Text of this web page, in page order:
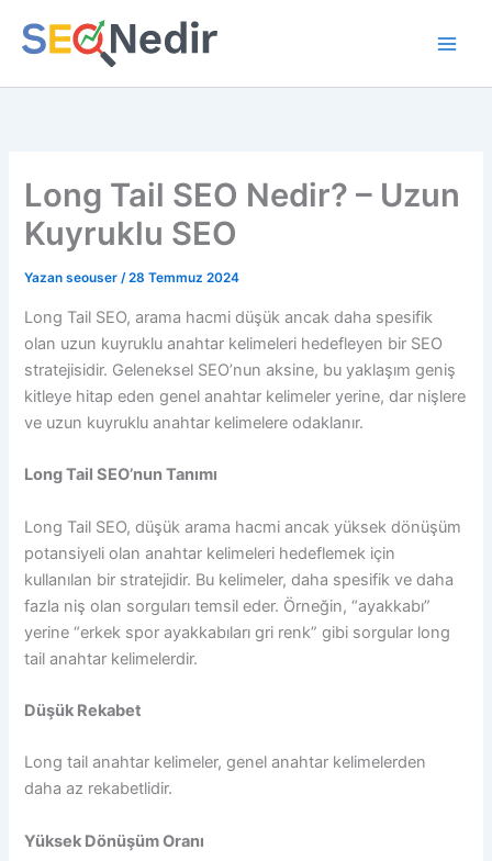
atla
Long Tail SEO Nedir? – Uzun
Kuyruklu SEO
Yazan seouser/28 Temmuz 2024
Long Tail SEO, arama hacmi düşük ancak daha spesifik
olan uzun kuyruklu anahtar kelimeleri hedefleyen bir SEO
stratejisidir. Geleneksel SEO’nun aksine, bu yaklaşım geniş
kitleye hitap eden genel anahtar kelimeler yerine, dar nişlere
ve uzun kuyruklu anahtar kelimelere odaklanır.
Long Tail SEO’nun Tanımı
Long Tail SEO, düşük arama hacmi ancak yüksek dönüşüm
potansiyeli olan anahtar kelimeleri hedeflemek için
kullanılan bir stratejidir. Bu kelimeler, daha spesifik ve daha
fazla niş olan sorguları temsil eder. Örneğin, “ayakkabı”
yerine “erkek spor ayakkabıları gri renk” gibi sorgular long
tail anahtar kelimelerdir.
Düşük Rekabet
Long tail anahtar kelimeler, genel anahtar kelimelerden
daha az rekabetlidir.
Yüksek Dönüşüm Oranı